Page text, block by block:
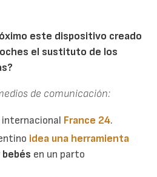
este dispositivo creado
el sustituto de los
de comunicación:
France 24.
idea una herramienta
bebés en un parto